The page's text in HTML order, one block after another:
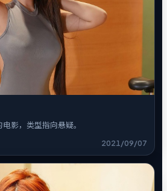
影，类型指向悬疑。
2021/09/07